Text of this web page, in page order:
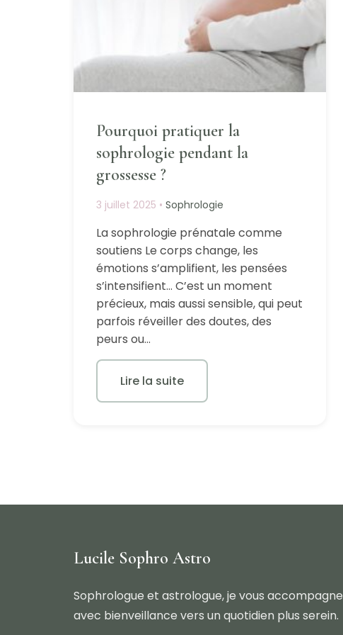
Pourquoi pratiquer la
sophrologie pendant la
grossesse ?
3 juillet 2025 • Sophrologie
La sophrologie prénatale comme
soutiens Le corps change, les
émotions s’amplifient, les pensées
s’intensifient… C’est un moment
précieux, mais aussi sensible, qui peut
parfois réveiller des doutes, des
peurs ou…
Lire la suite
Lucile Sophro Astro
Sophrologue et astrologue, je vous accompagne
avec bienveillance vers un quotidien plus serein.